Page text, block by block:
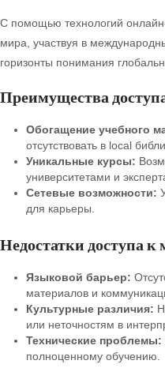
С помощью технологий
мира, участвуя в
горизонты понимания
Преимущества
Обогащение учебного
отсутствовать в local
Уникальные курсы:
университетами и
Сетевые возможности:
для карьеры.
Недостатки доступа
Языковой барьер:
материалов и
Культурные различия:
или неточностям в
Технические проблемы:
полноценному обучению.